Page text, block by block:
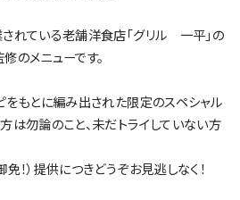
れている老舗洋食店「グリル 一平」の
のメニューです。
をもとに編み出された限定のスペシャル
は勿論のこと、未だトライしていない方
！）提供につきどうぞお見逃しなく！